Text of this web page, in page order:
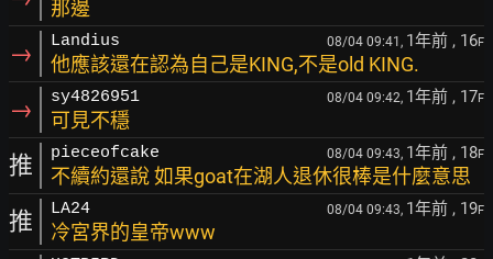
那邊
→ Landius 08/04 09:41, 1年前 , 16F
他應該還在認為自己是KING,不是old KING.
→ sy4826951 08/04 09:42, 1年前 , 17F
可見不穩
推 pieceofcake 08/04 09:43, 1年前 , 18F
不續約還說 如果goat在湖人退休很棒是什麼意思
推 LA24 08/04 09:43, 1年前 , 19F
冷宮界的皇帝www